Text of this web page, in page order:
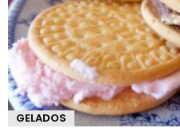
GELADOS